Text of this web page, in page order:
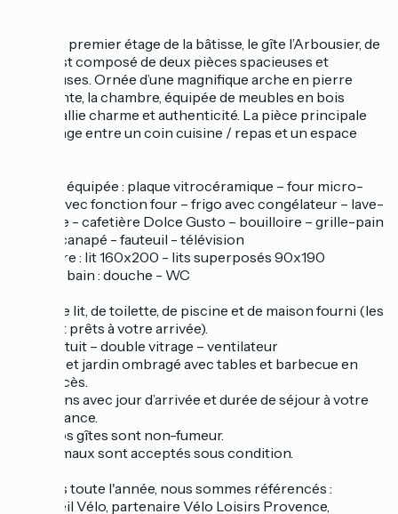
Situé au premier étage de la bâtisse, le gîte l’Arbousier, de
45m², est composé de deux pièces spacieuses et
lumineuses. Ornée d’une magnifique arche en pierre
apparente, la chambre, équipée de meubles en bois
massif, allie charme et authenticité. La pièce principale
se partage entre un coin cuisine / repas et un espace
Cuisine équipée : plaque vitrocéramique – four micro-
ondes avec fonction four – frigo avec congélateur – lave-
vaisselle - cafetière Dolce Gusto – bouilloire – grille-pain
Salon : canapé - fauteuil - télévision
Chambre : lit 160x200 - lits superposés 90x190
Salle de bain : douche - WC
Linge de lit, de toilette, de piscine et de maison fourni (les
lits sont prêts à votre arrivée).
Wifi gratuit – double vitrage – ventilateur
Piscine et jardin ombragé avec tables et barbecue en
libre accès.
Locations avec jour d’arrivée et durée de séjour à votre
convenance.
Tous nos gîtes sont non-fumeur.
Les animaux sont acceptés sous condition.
Ouverts toute l'année, nous sommes référencés :
- Accueil Vélo, partenaire Vélo Loisirs Provence,